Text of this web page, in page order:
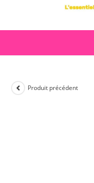
Produit précédent